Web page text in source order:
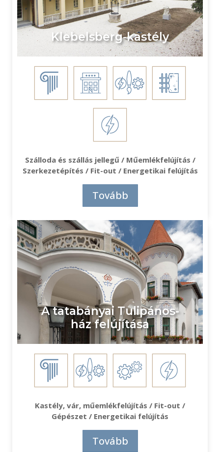
Klebelsberg-kastély
Szálloda és szállás jellegű / Műemlékfelújítás /
Szerkezetépítés / Fit-out / Energetikai felújítás
Tovább
A tatabányai Tulipános-
ház felújítása
Kastély, vár, műemlékfelújítás / Fit-out /
Gépészet / Energetikai felújítás
Tovább